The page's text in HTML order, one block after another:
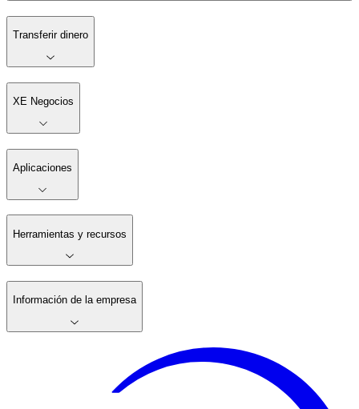
Transferir dinero
XE Negocios
Aplicaciones
Herramientas y recursos
Información de la empresa